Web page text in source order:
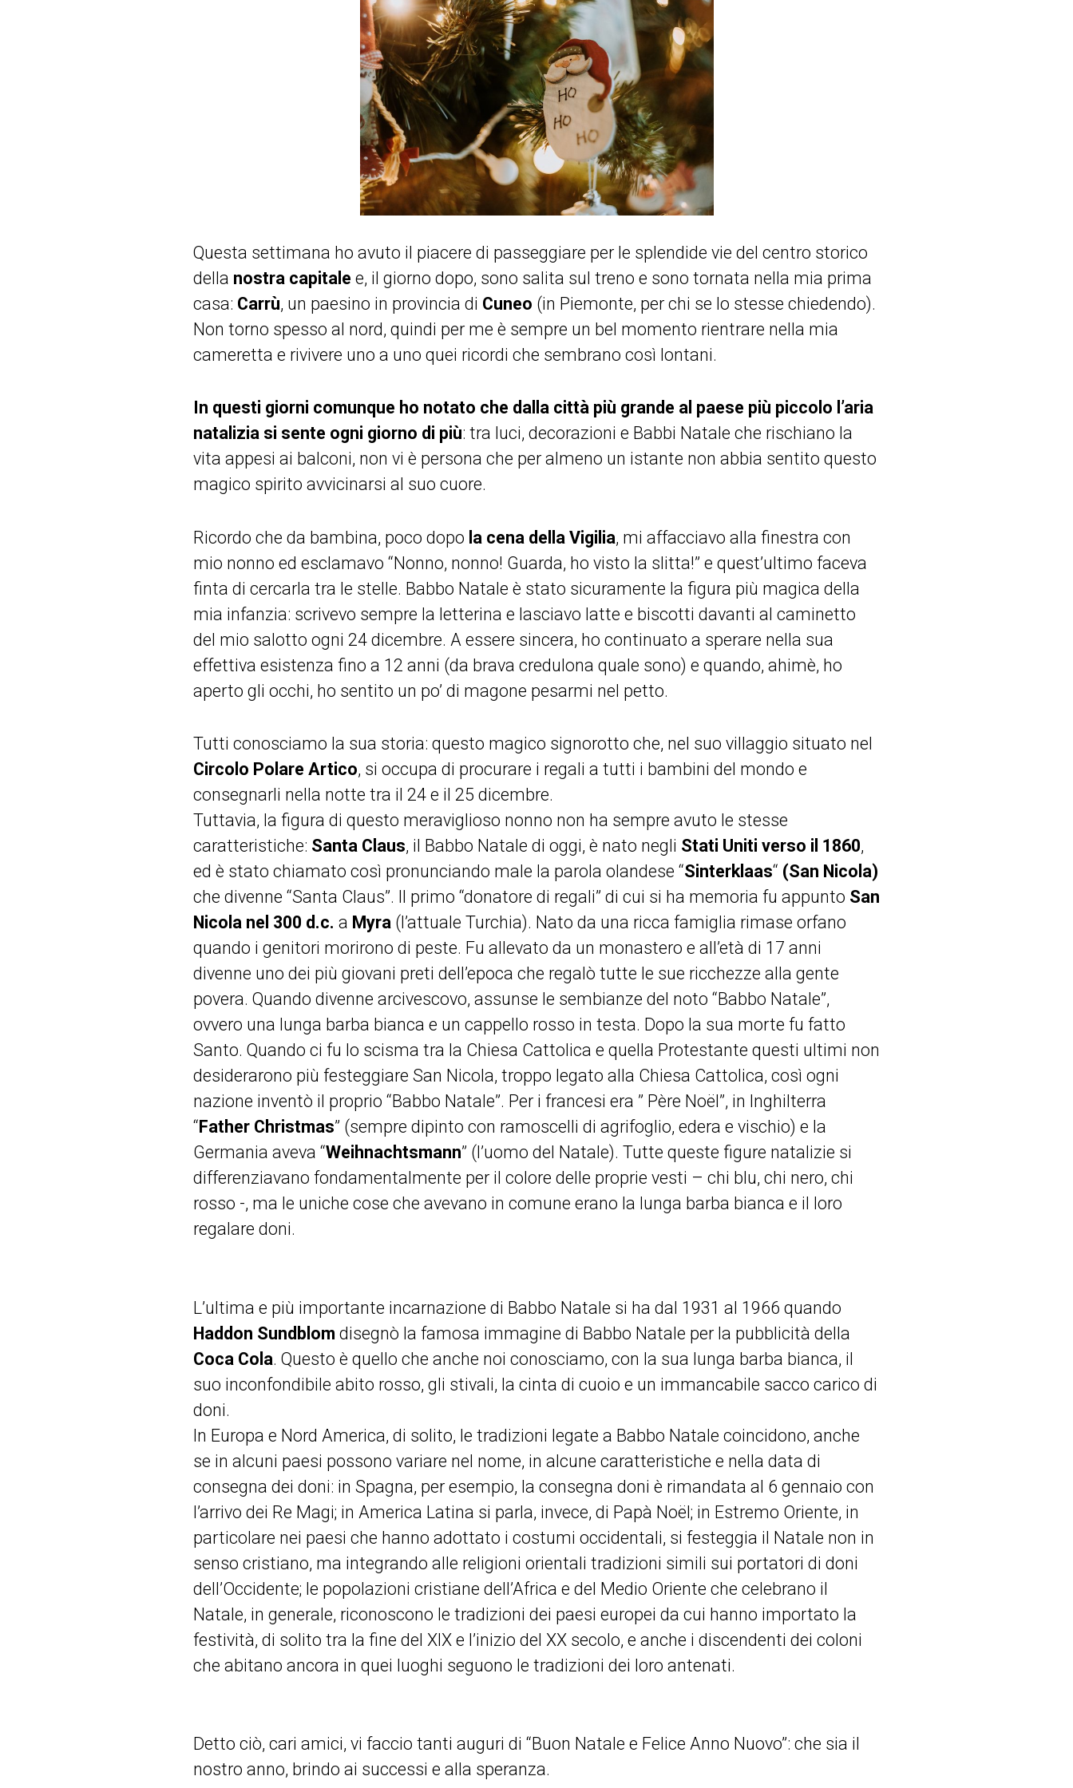
Questa settimana ho avuto il piacere di passeggiare per le splendide vie del centro storico
della nostra capitale e, il giorno dopo, sono salita sul treno e sono tornata nella mia prima
casa: Carrù, un paesino in provincia di Cuneo (in Piemonte, per chi se lo stesse chiedendo).
Non torno spesso al nord, quindi per me è sempre un bel momento rientrare nella mia
cameretta e rivivere uno a uno quei ricordi che sembrano così lontani.
In questi giorni comunque ho notato che dalla città più grande al paese più piccolo l’aria
natalizia si sente ogni giorno di più: tra luci, decorazioni e Babbi Natale che rischiano la
vita appesi ai balconi, non vi è persona che per almeno un istante non abbia sentito questo
magico spirito avvicinarsi al suo cuore.
Ricordo che da bambina, poco dopo la cena della Vigilia, mi affacciavo alla finestra con
mio nonno ed esclamavo “Nonno, nonno! Guarda, ho visto la slitta!” e quest’ultimo faceva
finta di cercarla tra le stelle. Babbo Natale è stato sicuramente la figura più magica della
mia infanzia: scrivevo sempre la letterina e lasciavo latte e biscotti davanti al caminetto
del mio salotto ogni 24 dicembre. A essere sincera, ho continuato a sperare nella sua
effettiva esistenza fino a 12 anni (da brava credulona quale sono) e quando, ahimè, ho
aperto gli occhi, ho sentito un po’ di magone pesarmi nel petto.
Tutti conosciamo la sua storia: questo magico signorotto che, nel suo villaggio situato nel
Circolo Polare Artico, si occupa di procurare i regali a tutti i bambini del mondo e
consegnarli nella notte tra il 24 e il 25 dicembre.
Tuttavia, la figura di questo meraviglioso nonno non ha sempre avuto le stesse
caratteristiche: Santa Claus, il Babbo Natale di oggi, è nato negli Stati Uniti verso il 1860,
ed è stato chiamato così pronunciando male la parola olandese “Sinterklaas“ (San Nicola)
che divenne “Santa Claus”. Il primo “donatore di regali” di cui si ha memoria fu appunto San
Nicola nel 300 d.c. a Myra (l’attuale Turchia). Nato da una ricca famiglia rimase orfano
quando i genitori morirono di peste. Fu allevato da un monastero e all’età di 17 anni
divenne uno dei più giovani preti dell’epoca che regalò tutte le sue ricchezze alla gente
povera. Quando divenne arcivescovo, assunse le sembianze del noto “Babbo Natale”,
ovvero una lunga barba bianca e un cappello rosso in testa. Dopo la sua morte fu fatto
Santo. Quando ci fu lo scisma tra la Chiesa Cattolica e quella Protestante questi ultimi non
desiderarono più festeggiare San Nicola, troppo legato alla Chiesa Cattolica, così ogni
nazione inventò il proprio “Babbo Natale”. Per i francesi era ” Père Noël”, in Inghilterra
“ Father Christmas” (sempre dipinto con ramoscelli di agrifoglio, edera e vischio) e la
Germania aveva “Weihnachtsmann” (l’uomo del Natale). Tutte queste figure natalizie si
differenziavano fondamentalmente per il colore delle proprie vesti – chi blu, chi nero, chi
rosso -, ma le uniche cose che avevano in comune erano la lunga barba bianca e il loro
regalare doni.
L’ultima e più importante incarnazione di Babbo Natale si ha dal 1931 al 1966 quando
Haddon Sundblom disegnò la famosa immagine di Babbo Natale per la pubblicità della
Coca Cola. Questo è quello che anche noi conosciamo, con la sua lunga barba bianca, il
suo inconfondibile abito rosso, gli stivali, la cinta di cuoio e un immancabile sacco carico di
doni.
In Europa e Nord America, di solito, le tradizioni legate a Babbo Natale coincidono, anche
se in alcuni paesi possono variare nel nome, in alcune caratteristiche e nella data di
consegna dei doni: in Spagna, per esempio, la consegna doni è rimandata al 6 gennaio con
l’arrivo dei Re Magi; in America Latina si parla, invece, di Papà Noël; in Estremo Oriente, in
particolare nei paesi che hanno adottato i costumi occidentali, si festeggia il Natale non in
senso cristiano, ma integrando alle religioni orientali tradizioni simili sui portatori di doni
dell’Occidente; le popolazioni cristiane dell’Africa e del Medio Oriente che celebrano il
Natale, in generale, riconoscono le tradizioni dei paesi europei da cui hanno importato la
festività, di solito tra la fine del XIX e l’inizio del XX secolo, e anche i discendenti dei coloni
che abitano ancora in quei luoghi seguono le tradizioni dei loro antenati.
Detto ciò, cari amici, vi faccio tanti auguri di “Buon Natale e Felice Anno Nuovo”: che sia il
nostro anno, brindo ai successi e alla speranza.